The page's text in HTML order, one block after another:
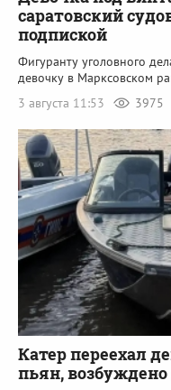
саратовский
подпиской
Фигуранту уголовного
девочку в Марксовском
3 августа 11:53
3975
Катер переехал
пьян, возбуждено